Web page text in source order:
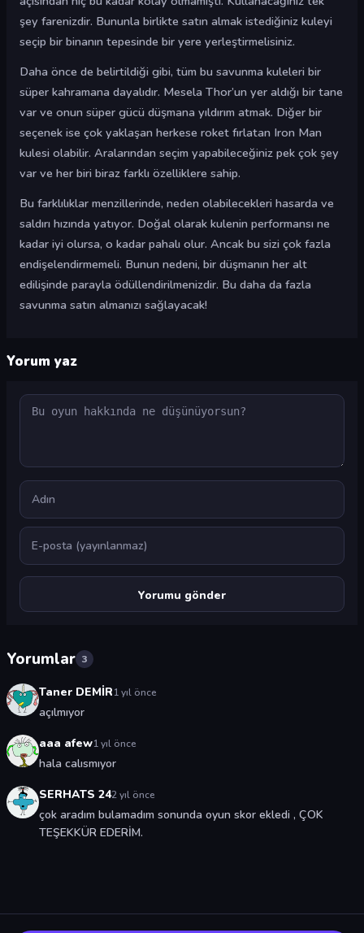
şey farenizdir. Bununla birlikte satın almak istediğiniz kuleyi
seçip bir binanın tepesinde bir yere yerleştirmelisiniz.
Daha önce de belirtildiği gibi, tüm bu savunma kuleleri bir
süper kahramana dayalıdır. Mesela Thor’un yer aldığı bir tane
var ve onun süper gücü düşmana yıldırım atmak. Diğer bir
seçenek ise çok yaklaşan herkese roket fırlatan Iron Man
kulesi olabilir. Aralarından seçim yapabileceğiniz pek çok şey
var ve her biri biraz farklı özelliklere sahip.
Bu farklılıklar menzillerinde, neden olabilecekleri hasarda ve
saldırı hızında yatıyor. Doğal olarak kulenin performansı ne
kadar iyi olursa, o kadar pahalı olur. Ancak bu sizi çok fazla
endişelendirmemeli. Bunun nedeni, bir düşmanın her alt
edilişinde parayla ödüllendirilmenizdir. Bu daha da fazla
savunma satın almanızı sağlayacak!
Yorum yaz
Yorum
Ad
E-posta
Yorumlar 3
Taner DEMİR1 yıl önce
açılmıyor
aaa afew1 yıl önce
hala calısmıyor
SERHATS 242 yıl önce
çok aradım bulamadım sonunda oyun skor ekledi , ÇOK
TEŞEKKÜR EDERİM.